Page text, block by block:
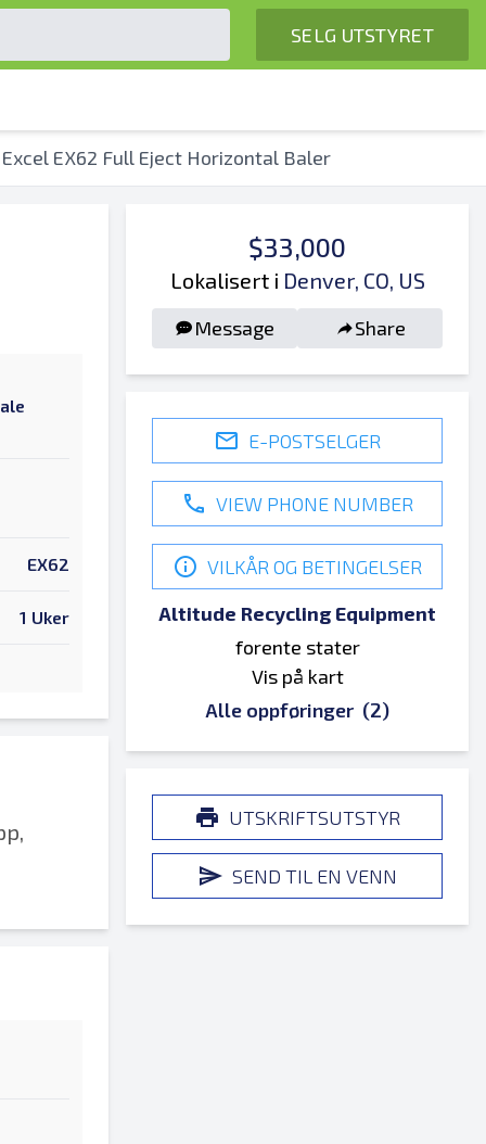
SELG UTSTYRET
EX62 Full Eject Horizontal Baler
EX62
1 Uker
$33,000
Lokalisert i Denver, CO, US
Message Share
E-POSTSELGER
VIEW PHONE NUMBER
VILKÅR OG BETINGELSER
Altitude Recycling Equipment
forente stater
Vis på kart
Alle oppføringer (2)
UTSKRIFTSUTSTYR
SEND TIL EN VENN